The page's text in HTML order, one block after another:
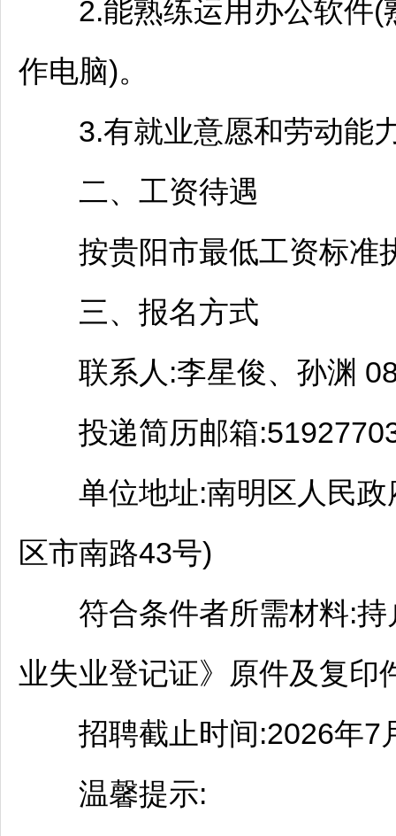
2.能熟练运用办公软件(
作电脑)。
3.有就业意愿和劳动能
二、工资待遇
按贵阳市最低工资标准
三、报名方式
联系人:李星俊、孙渊
投递简历邮箱
单位地址:南明 区人民
区市南路43号)
符合条件者所需材料:持
业失业登记证》原件及复印
招聘截止时间:2026年7
温馨提示: